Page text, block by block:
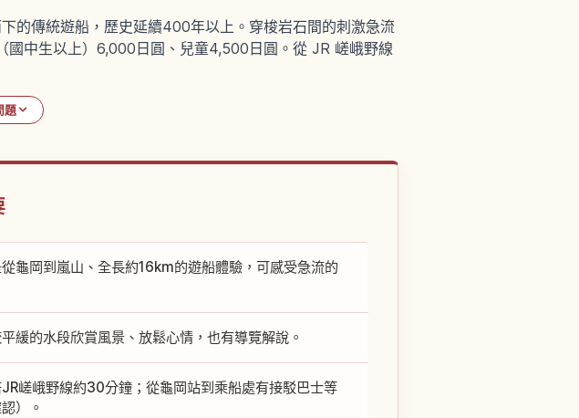
的傳統遊船，歷史延續400年以上。穿梭岩石間的刺激急流
國中生以上）6,000日圓、兒童4,500日圓。從 JR 嵯峨野線
題
龜岡到嵐山、全長約16km的遊船體驗，可感受急流的
緩的水段欣賞風景、放鬆心情，也有導覽解說。
嵯峨野線約30分鐘；從龜岡站到乘船處有接駁巴士等
）。